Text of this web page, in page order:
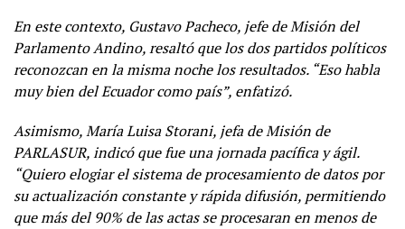
En este contexto, Gustavo Pacheco, jefe de Misión del
Parlamento Andino, resaltó que los dos partidos políticos
reconozcan en la misma noche los resultados. “Eso habla
muy bien del Ecuador como país”, enfatizó.
Asimismo, María Luisa Storani, jefa de Misión de
PARLASUR, indicó que fue una jornada pacífica y ágil.
“Quiero elogiar el sistema de procesamiento de datos por
su actualización constante y rápida difusión, permitiendo
que más del 90% de las actas se procesaran en menos de